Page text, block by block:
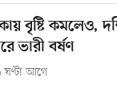
বৃষ্টি কমলেও,
ভারী বর্ষণ
ঘণ্টা আগে